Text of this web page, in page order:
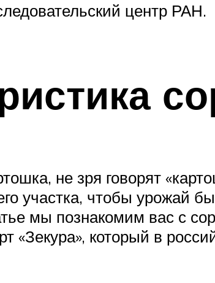
центр РАН.
не зря говорят
участка, чтобы урожай
мы познакомим вас с
«Зекура», который в